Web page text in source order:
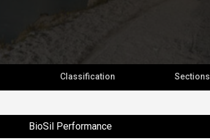
Classification Sections
BioSil Performance